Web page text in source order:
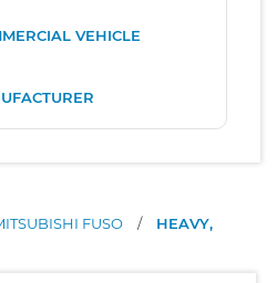
VEHICLE
FUSO /
HEAVY,